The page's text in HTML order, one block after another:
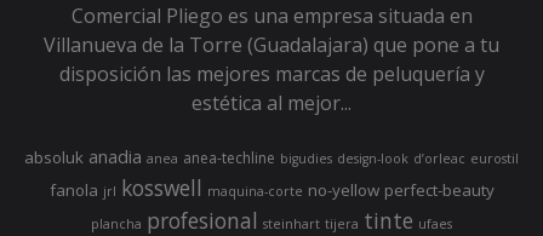
Comercial Pliego es una empresa situada en
Villanueva de la Torre (Guadalajara) que pone a tu
disposición las mejores marcas de peluquería y
estética al mejor...
absoluk anadia anea anea-techline bigudies design-look d’orleac eurostil
fanola jrl kosswell maquina-corte no-yellow perfect-beauty
plancha profesional steinhart tijera tinte ufaes